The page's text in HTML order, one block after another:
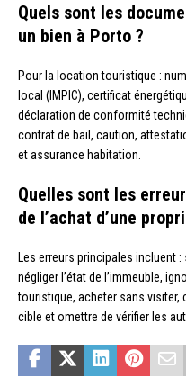
Quels sont les
un bien à Porto ?
Pour la location touristique :
local (IMPIC), certificat
déclaration de conformité
contrat de bail, caution,
et assurance habitation.
Quelles sont les
de l’achat d’une
Les erreurs principales incluent
négliger l’état de l’immeuble,
touristique, acheter sans visiter,
cible et omettre de vérifier les